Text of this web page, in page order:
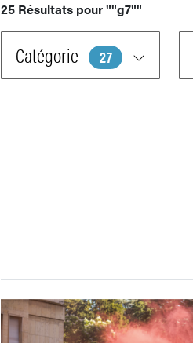
25 Résultats pour""g7""
Catégorie 27